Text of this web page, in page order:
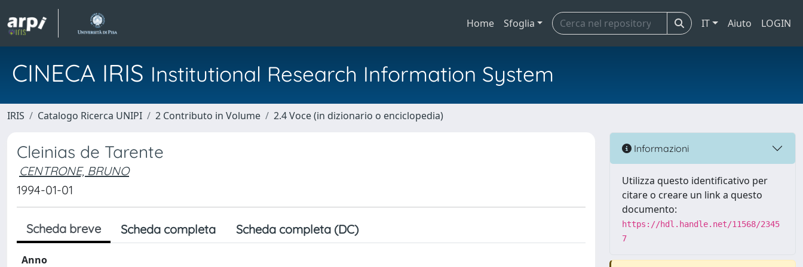
Home Sfoglia IT Aiuto LOGIN
CINECA IRIS Institutional Research Information System
IRIS Catalogo Ricerca UNIPI 2 Contributo in Volume 2.4 Voce (in dizionario o enciclopedia)
Cleinias de Tarente
CENTRONE, BRUNO
1994-01-01
Scheda breve Scheda completa Scheda completa (DC)
Anno
Informazioni
Utilizza questo identificativo per
citare o creare un link a questo
documento:
https://hdl.handle.net/11568/2345
7